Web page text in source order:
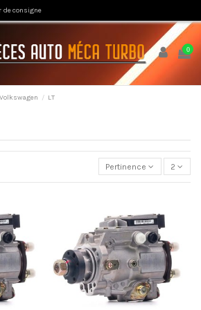
de consigne
0
Volkswagen LT
Pertinence 2